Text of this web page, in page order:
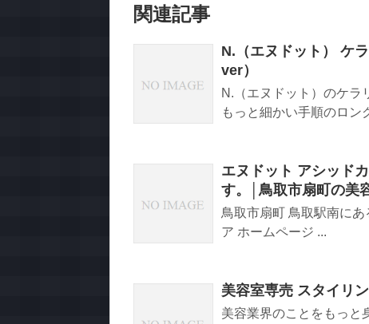
関連記事
N.（エヌドット） ケ
ver）
N.（エヌドット）のケラ
もっと細かい手順のロン
エヌドット アシッド
す。│鳥取市扇町の
鳥取市扇町 鳥取駅南に
ア ホームページ ...
美容室専売 スタイリ
美容業界のことをもっと